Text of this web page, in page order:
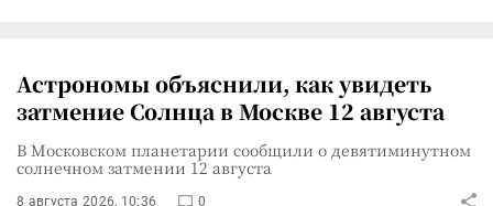
Астрономы объяснили, как увидеть
затмение Солнца в Москве 12 августа
В Московском планетарии сообщили о девятиминутном
солнечном затмении 12 августа
8 августа 2026, 10:36 0